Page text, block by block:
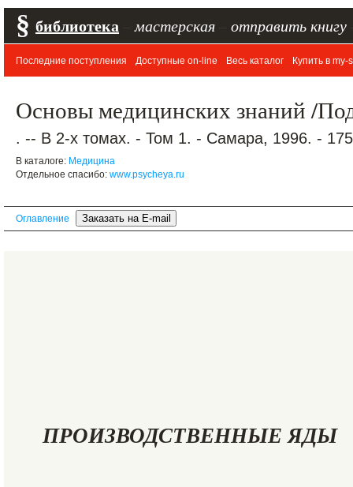
§ библиотека мастерская отправить книгу
Последние поступления Доступные on-line Весь каталог Купить в my-
Основы медицинских знаний /
. -- В 2-х томах. - Том 1. - Самара, 1996. -
В каталоге: Медицина
Отдельное спасибо: www.psycheya.ru
Оглавление
ПРОИЗВОДСТВЕННЫЕ ЯДЫ